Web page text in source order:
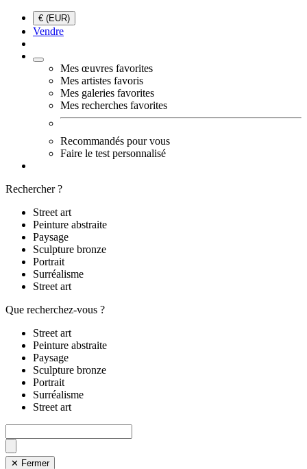
€ (EUR)
Vendre
Mes œuvres favorites
Mes artistes favoris
Mes galeries favorites
Mes recherches favorites
Recommandés pour vous
Faire le test personnalisé
Rechercher ?
Street art
Peinture abstraite
Paysage
Sculpture bronze
Portrait
Surréalisme
Street art
Que recherchez-vous ?
Street art
Peinture abstraite
Paysage
Sculpture bronze
Portrait
Surréalisme
Street art
✕ Fermer